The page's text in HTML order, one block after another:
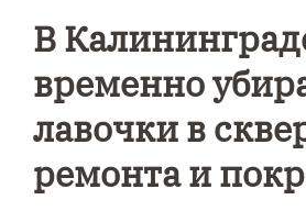
В
временно
лавочки в
ремонта и